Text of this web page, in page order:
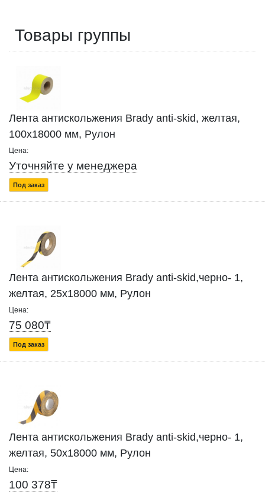
Товары группы
Лента антискольжения Brady anti-skid, желтая,
100x18000 мм, Рулон
Цена:
Уточняйте у менеджера
Под заказ
Лента антискольжения Brady anti-skid,черно- 1,
желтая, 25x18000 мм, Рулон
Цена:
75 080₸
Под заказ
Лента антискольжения Brady anti-skid,черно- 1,
желтая, 50x18000 мм, Рулон
Цена:
100 378₸